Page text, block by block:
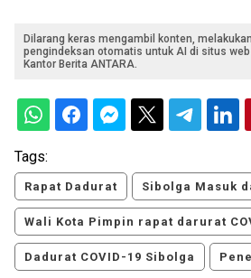
Dilarang keras mengambil konten,
pengindeksan otomatis untuk AI di situs
Kantor Berita ANTARA.
Tags:
Rapat Dadurat Sibolga Masuk
Wali Kota Pimpin rapat darurat
Dadurat COVID-19 Sibolga